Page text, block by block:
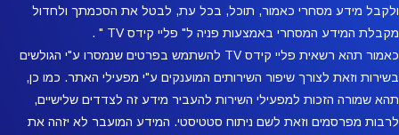
ולקבל מידע מסחרי כאמור, תוכל, בכל עת, לבטל את הסכמתך ולחדול
מקבלת המידע המסחרי באמצעות פניה ל" פליי קידס TV " .
כאמור תהא רשאית פליי קידס TV להשתמש בפרטים שנמסרו ע"י הגולשים
בשירות וזאת לצורך שיפור השירותים המוענקים ע"י מפעילי האתר. כמו כן,
תהא שמורה הזכות למפעילי השירות להעביר מידע זה לצדדים שלישיים,
לרבות מפרסמים וזאת לשם ניתוח סטטיסטי. המידע המועבר לא יזהה את